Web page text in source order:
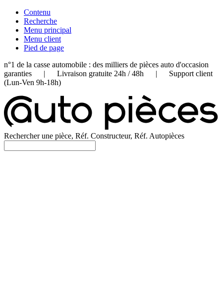
Contenu
Recherche
Menu principal
Menu client
Pied de page
n°1 de la casse automobile : des milliers de pièces auto d'occasion
garanties | Livraison gratuite 24h / 48h | Support client
(Lun-Ven 9h-18h)
Rechercher une pièce, Réf. Constructeur, Réf. Autopièces